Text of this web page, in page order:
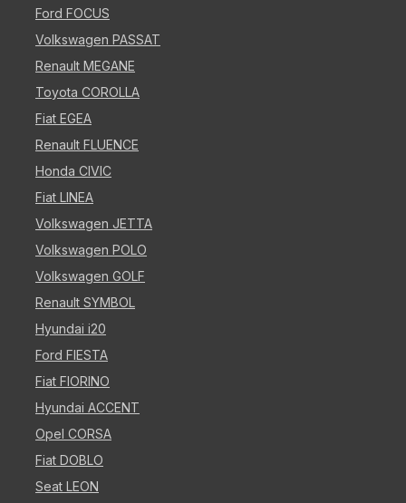
Ford FOCUS
Volkswagen PASSAT
Renault MEGANE
Toyota COROLLA
Fiat EGEA
Renault FLUENCE
Honda CIVIC
Fiat LINEA
Volkswagen JETTA
Volkswagen POLO
Volkswagen GOLF
Renault SYMBOL
Hyundai i20
Ford FIESTA
Fiat FIORINO
Hyundai ACCENT
Opel CORSA
Fiat DOBLO
Seat LEON